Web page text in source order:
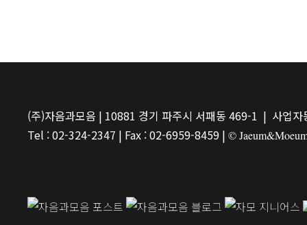
(주)자음과모음 | 10881 경기 파주시 서패동 469-1 | 사업
Tel : 02-324-2347 | Fax : 02-6959-8459 | ©